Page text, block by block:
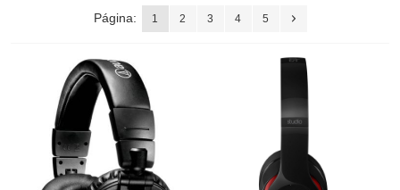
Página: 1 2 3 4 5